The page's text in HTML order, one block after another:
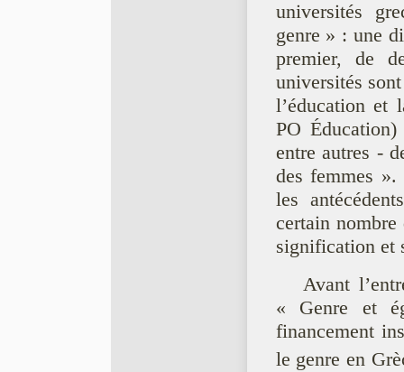
universités
genre » : une
premier, de
universités
l’éducation et
PO
entre autres -
des femmes
les
certain nombre
signification et
Avant
« Genre et
financement
le genre en